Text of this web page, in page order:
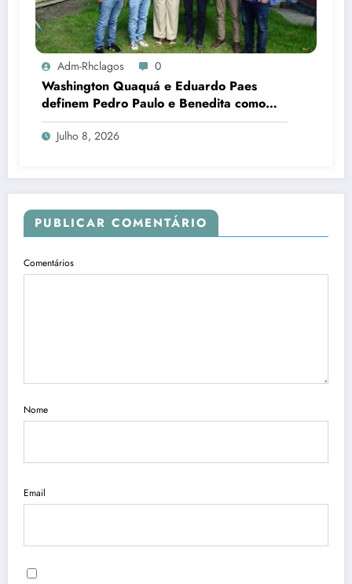
Adm-Rhclagos 0
Washington Quaquá e Eduardo Paes
definem Pedro Paulo e Benedita como
candidatos ao Senado no Rio
Julho 8, 2026
PUBLICAR COMENTÁRIO
Comentários
Nome
Email